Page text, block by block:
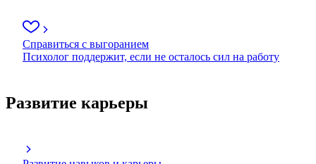
Справиться с выгоранием
Психолог поддержит, если не осталось сил на работу
Развитие карьеры